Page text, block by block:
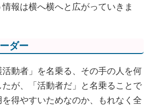
情報は横へ横へと広がっていきま
ダー
活動者」を名乗る、その手の人を何
たが、「活動者だ」と名乗ることで
得やすいためなのか、もれなく全